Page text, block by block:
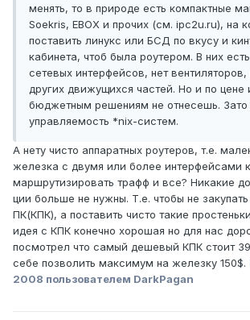
менять, то в природе есть компактные
Soekris, EBOX и прочих (см. ipc2u.ru), на
поставить линукс или БСД по вкусу и
кабинета, чтоб была роутером. В них
сетевых интерфейсов, нет
других движущихся частей. Но и по цене
бюджетным решениям не отнесешь.
управляемость *nix-систем.
А нету чисто аппаратных роутеров, т.е.
железка с двумя или более интерфейсами
маршрутизировать трафф и все? Никакие
ции больше не нужны. Т.е. чтобы не
ПК(КПК), а поставить чисто такие
идея с КПК конечно хорошая но для нас
посмотрел что самый дешевый КПК стоит
себе позволить максимум на железку 150$.
2008 пользователем DarkPagan